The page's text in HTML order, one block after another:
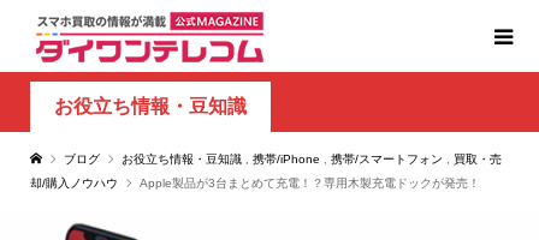
お役立ち情報・豆知識
ブログ お役立ち情報・豆知識 携帯/iPhone 携帯/スマートフォン
買取・売
却/購入ノウハウ
Apple製品が3台まとめて充電！？専用木製充電ドックが発売！